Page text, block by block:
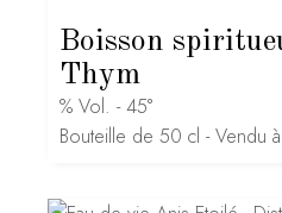
Boisson
Thym
% Vol. - 45°
Bouteille de 50 cl - Vendu